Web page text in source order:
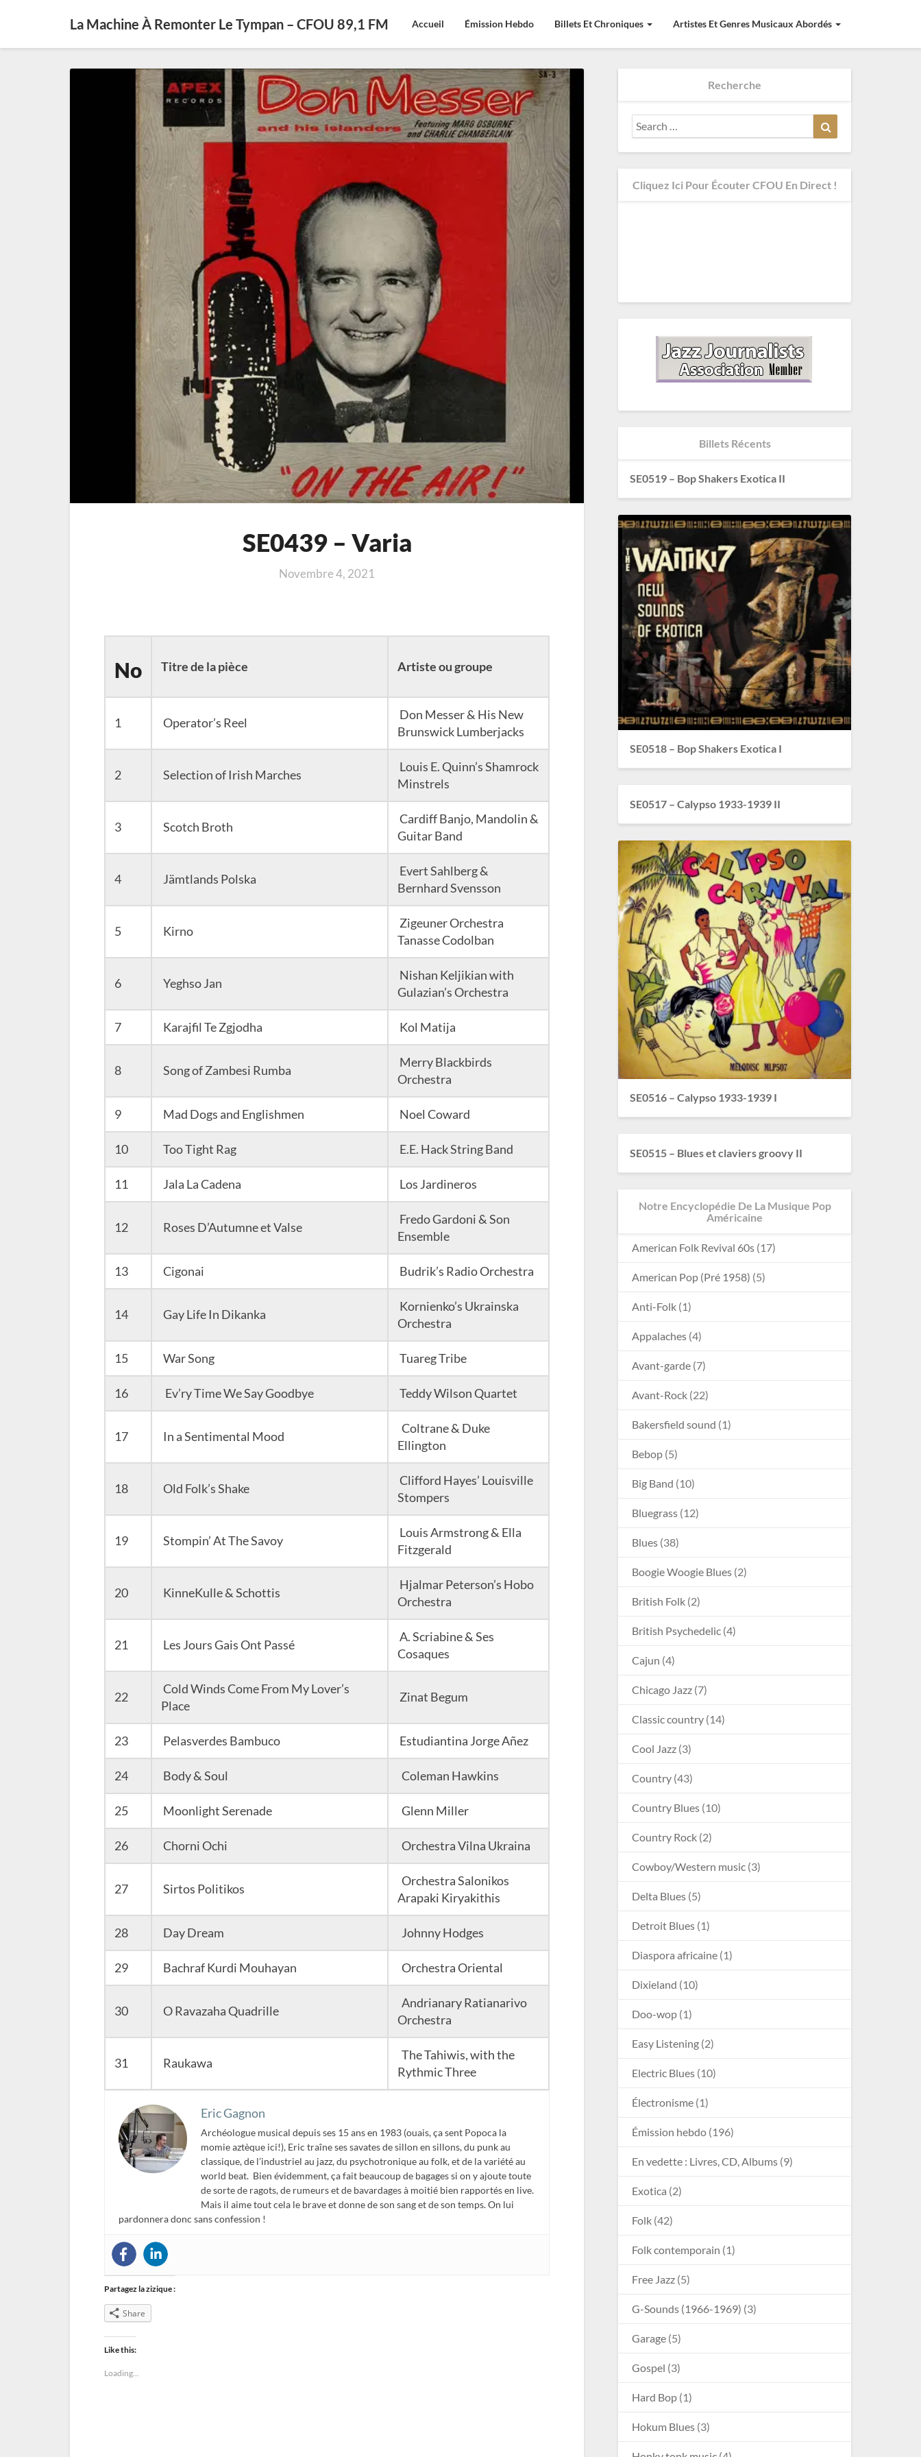
La Machine À Remonter Le Tympan – CFOU 89,1 FM Accueil Émission Hebdo Billets Et Chroniques Artistes Et Genres Musicaux Abordés
SE0439
SE0439 – Varia
Novembre 4, 2021
No Titre de la pièce Artiste ou groupe
1 Operator’s Reel
Don Messer & His New
Brunswick Lumberjacks
2 Selection of Irish Marches
Louis E. Quinn’s Shamrock
Minstrels
3 Scotch Broth
Cardiff Banjo, Mandolin &
Guitar Band
4 Jämtlands Polska
Evert Sahlberg &
Bernhard Svensson
5 Kirno
Zigeuner Orchestra
Tanasse Codolban
6 Yeghso Jan
Nishan Keljikian with
Gulazian’s Orchestra
7 Karajfil Te Zgjodha Kol Matija
8 Song of Zambesi Rumba
Merry Blackbirds
Orchestra
9 Mad Dogs and Englishmen Noel Coward
10 Too Tight Rag E.E. Hack String Band
11 Jala La Cadena Los Jardineros
12 Roses D’Autumne et Valse
Fredo Gardoni & Son
Ensemble
13 Cigonai Budrik’s Radio Orchestra
14 Gay Life In Dikanka
Kornienko’s Ukrainska
Orchestra
15 War Song Tuareg Tribe
16 Ev’ry Time We Say Goodbye Teddy Wilson Quartet
17 In a Sentimental Mood
Coltrane & Duke
Ellington
18 Old Folk’s Shake
Clifford Hayes’ Louisville
Stompers
19 Stompin’ At The Savoy
Louis Armstrong & Ella
Fitzgerald
20 KinneKulle & Schottis
Hjalmar Peterson’s Hobo
Orchestra
21 Les Jours Gais Ont Passé
A. Scriabine & Ses
Cosaques
22
Cold Winds Come From My Lover’s
Place
Zinat Begum
23 Pelasverdes Bambuco Estudiantina Jorge Añez
24 Body & Soul Coleman Hawkins
25 Moonlight Serenade Glenn Miller
26 Chorni Ochi Orchestra Vilna Ukraina
27 Sirtos Politikos
Orchestra Salonikos
Arapaki Kiryakithis
28 Day Dream Johnny Hodges
29 Bachraf Kurdi Mouhayan Orchestra Oriental
30 O Ravazaha Quadrille
Andrianary Ratianarivo
Orchestra
31 Raukawa
The Tahiwis, with the
Rythmic Three
Eric Gagnon
Archéologue musical depuis ses 15 ans en 1983 (ouais, ça sent Popoca la
momie aztèque ici!), Eric traîne ses savates de sillon en sillons, du punk au
classique, de l’industriel au jazz, du psychotronique au folk, et de la variété au
world beat. Bien évidemment, ça fait beaucoup de bagages si on y ajoute toute
de sorte de ragots, de rumeurs et de bavardages à moitié bien rapportés en live.
Mais il aime tout cela le brave et donne de son sang et de son temps. On lui
pardonnera donc sans confession !
Partagez la zizique :
Share
Like this:
Loading...
Recherche
Search
for:
Cliquez Ici Pour Écouter CFOU En Direct !
Billets Récents
SE0519 – Bop Shakers Exotica II
SE0518 – Bop Shakers Exotica I
SE0517 – Calypso 1933-1939 II
SE0516 – Calypso 1933-1939 I
SE0515 – Blues et claviers groovy II
Notre Encyclopédie De La Musique Pop
Américaine
American Folk Revival 60s (17)
American Pop (Pré 1958) (5)
Anti-Folk (1)
Appalaches (4)
Avant-garde (7)
Avant-Rock (22)
Bakersfield sound (1)
Bebop (5)
Big Band (10)
Bluegrass (12)
Blues (38)
Boogie Woogie Blues (2)
British Folk (2)
British Psychedelic (4)
Cajun (4)
Chicago Jazz (7)
Classic country (14)
Cool Jazz (3)
Country (43)
Country Blues (10)
Country Rock (2)
Cowboy/Western music (3)
Delta Blues (5)
Detroit Blues (1)
Diaspora africaine (1)
Dixieland (10)
Doo-wop (1)
Easy Listening (2)
Electric Blues (10)
Électronisme (1)
Émission hebdo (196)
En vedette : Livres, CD, Albums (9)
Exotica (2)
Folk (42)
Folk contemporain (1)
Free Jazz (5)
G-Sounds (1966-1969) (3)
Garage (5)
Gospel (3)
Hard Bop (1)
Hokum Blues (3)